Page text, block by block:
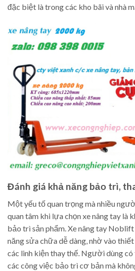
đặc biệt là trong các kho bãi và nhà
Đánh giá khả năng bảo trì,
Một yếu tố quan trọng mà nhiều
quan tâm khi lựa chọn xe nâng tay là
bảo trì sản phẩm. Xe nâng tay
năng sửa chữa dễ dàng, nhờ vào
các linh kiện thay thế. Người dùng
các công việc bảo trì cơ bản mà